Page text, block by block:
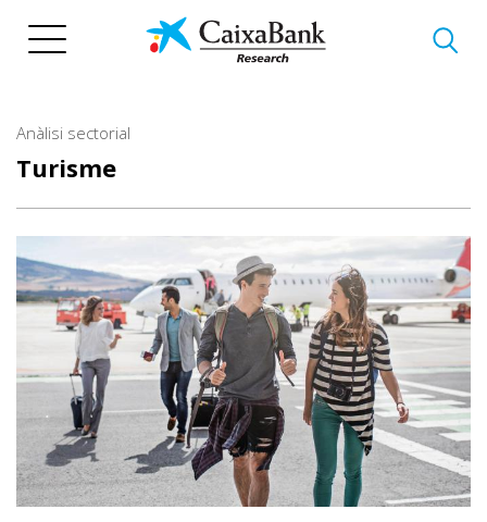
Anàlisi sectorial
Turisme